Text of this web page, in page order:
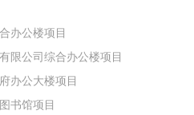
办公楼项目
限公司综合办公楼项目
政府办公大楼项目
书馆项目